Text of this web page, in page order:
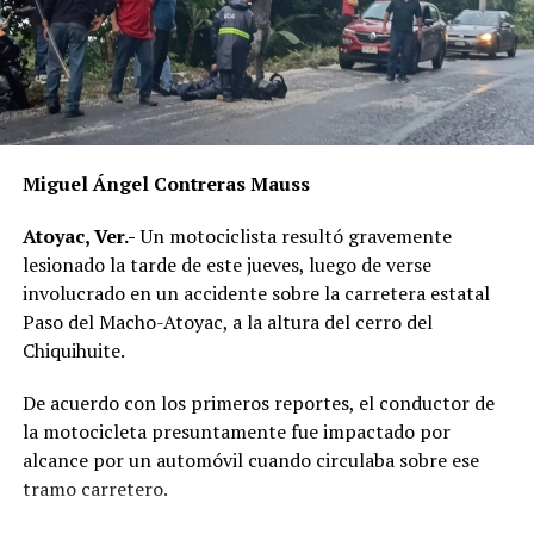
Miguel Ángel Contreras Mauss
Atoyac, Ver.-Un motociclista resultó gravemente
lesionado la tarde de este jueves, luego de verse
involucrado en un accidente sobre la carretera estatal
Paso del Macho-Atoyac, a la altura del cerro del
Chiquihuite.
De acuerdo con los primeros reportes, el conductor de
la motocicleta presuntamente fue impactado por
alcance por un automóvil cuando circulaba sobre ese
tramo carretero.